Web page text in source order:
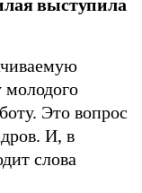
молодого
Это вопрос
И, в
слова